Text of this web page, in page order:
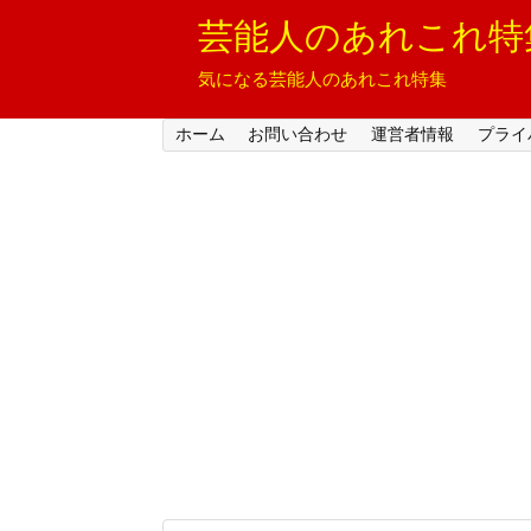
芸能人のあれこれ特
気になる芸能人のあれこれ特集
ホーム お問い合わせ 運営者情報 プラ